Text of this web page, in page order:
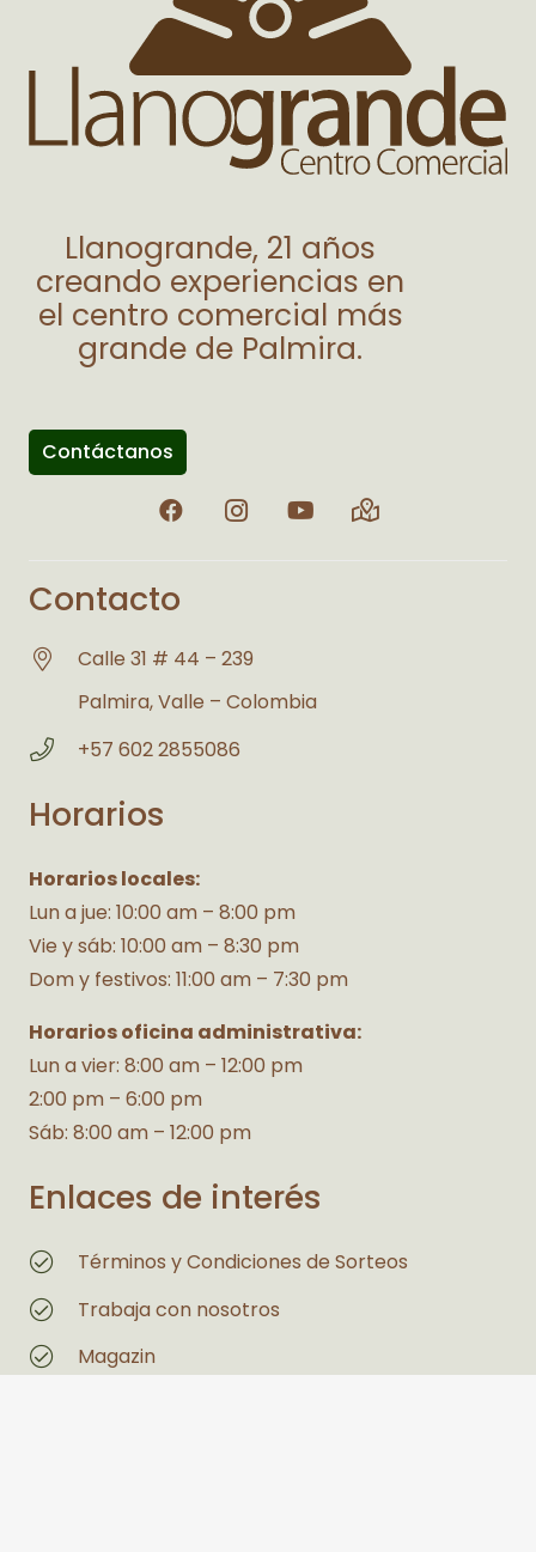
Llanogrande, 21 años
creando experiencias en
el centro comercial más
grande de Palmira.
Contáctanos
Contacto
Calle 31 # 44 – 239
Palmira, Valle – Colombia
+57 602 2855086
Horarios
Horarios locales:
Lun a jue: 10:00 am – 8:00 pm
Vie y sáb: 10:00 am – 8:30 pm
Dom y festivos: 11:00 am – 7:30 pm
Horarios oficina administrativa:
Lun a vier: 8:00 am – 12:00 pm
2:00 pm – 6:00 pm
Sáb: 8:00 am – 12:00 pm
Enlaces de interés
Términos y Condiciones de Sorteos
Trabaja con nosotros
Magazin